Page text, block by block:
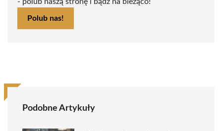
Polub nas!
Podobne Artykuły